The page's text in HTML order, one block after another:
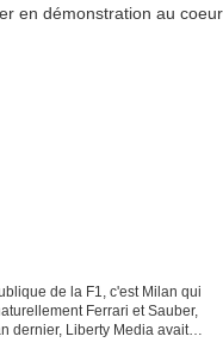
de la F1, c'est Milan qui
Ferrari et Sauber,
dernier, Liberty Media avait